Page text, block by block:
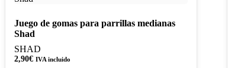
Juego de gomas para parrillas medianas
Shad
SHAD
2,90€ IVA incluido